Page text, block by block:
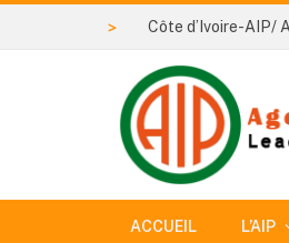
>
ACCUEIL L’AIP